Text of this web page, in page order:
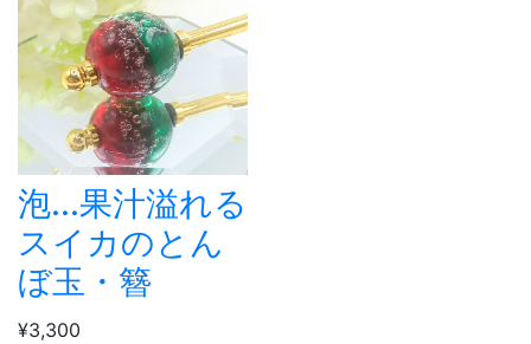
泡...果汁溢れる
スイカのとん
ぼ玉・簪
¥3,300